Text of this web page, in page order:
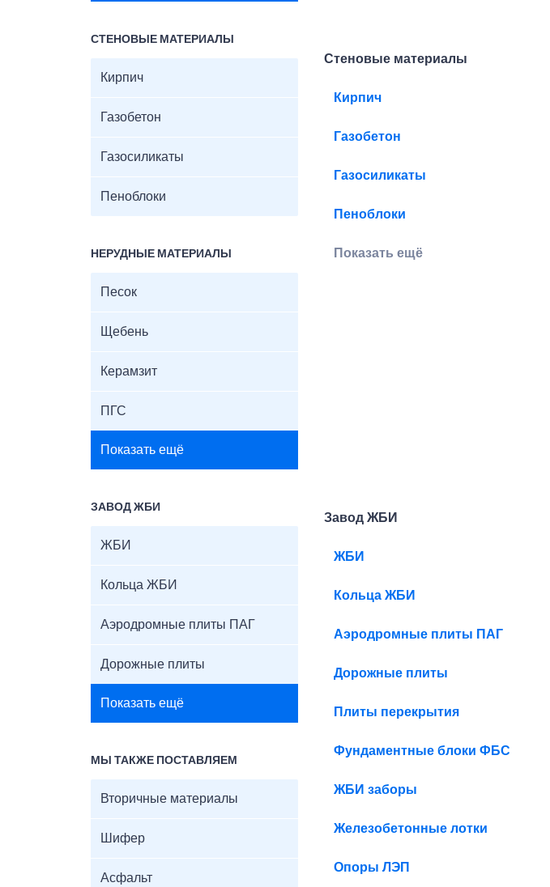
СТЕНОВЫЕ МАТЕРИАЛЫ
Кирпич
Газобетон
Газосиликаты
Пеноблоки
НЕРУДНЫЕ МАТЕРИАЛЫ
Песок
Щебень
Керамзит
ПГС
Показать ещё
ЗАВОД ЖБИ
ЖБИ
Кольца ЖБИ
Аэродромные плиты ПАГ
Дорожные плиты
Показать ещё
МЫ ТАКЖЕ ПОСТАВЛЯЕМ
Вторичные материалы
Шифер
Асфальт
Стеновые материалы
Кирпич
Газобетон
Газосиликаты
Пеноблоки
Показать ещё
Завод ЖБИ
ЖБИ
Кольца ЖБИ
Аэродромные плиты ПАГ
Дорожные плиты
Плиты перекрытия
Фундаментные блоки ФБС
ЖБИ заборы
Железобетонные лотки
Опоры ЛЭП